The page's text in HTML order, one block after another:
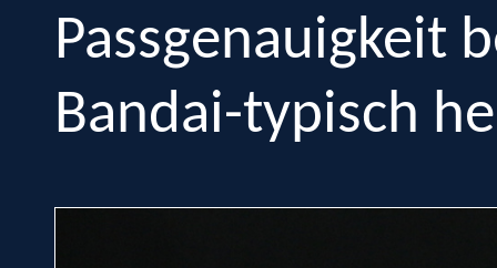
Passgenauigkeit
Bandai-typisch